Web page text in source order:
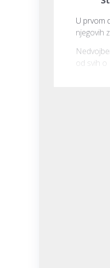
U prvom
njegovih
od svih o